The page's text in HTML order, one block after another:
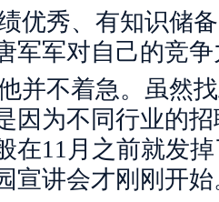
优秀、有知识储
军军对自己的竞
并不着急。虽然
因为不同行业的
在11月之前就发
宣讲会才刚刚开始